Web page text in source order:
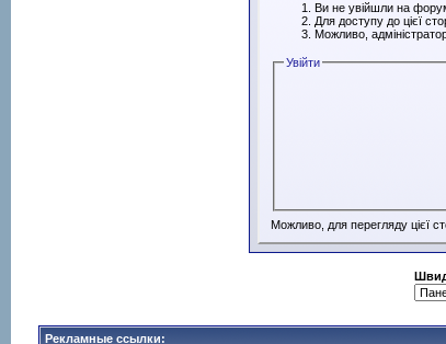
Ви не увійшли на
Для доступу до цієї
Можливо,
Увійти
Можливо, для перегляду цієї
Рекламные ссылки: